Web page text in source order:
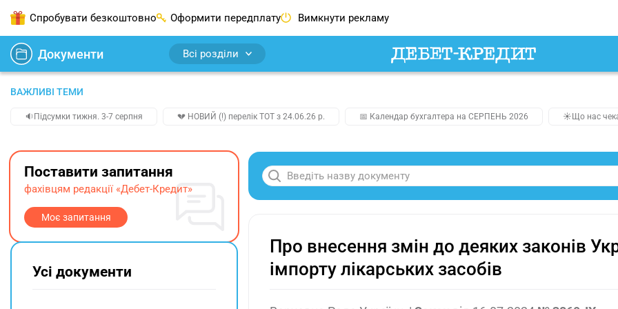
Спробувати безкоштовно Оформити передплату Вимкнути рекламу
Документи Всі розділи
ВАЖЛИВІ ТЕМИ
🔉Підсумки тижня. 3-7 серпня 💔 НОВИЙ (!) перелік ТОТ з 24.06.26 р. 📅 Календар бухгалтера на СЕРПЕНЬ 2026 ☀️Що нас
Про внесення змін до деяких законів
імпорту лікарських засобів
Поставити запитання
фахівцям редакції «Дебет-Кредит»
Моє запитання
Усі документи